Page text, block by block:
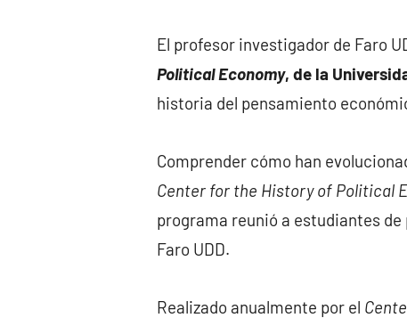
El profesor investigador de Faro
Political Economy, de la
historia del pensamiento
Comprender cómo han
Center for the History of Political
programa reunió a estudiantes
Faro UDD.
Realizado anualmente por el